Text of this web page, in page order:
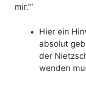
mir.'“
Hier ein
absolut
der
wenden